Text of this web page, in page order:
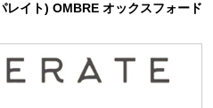
レイト) OMBRE オックスフォード